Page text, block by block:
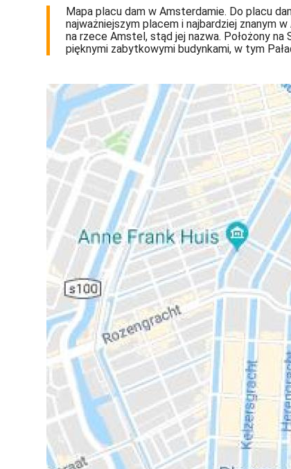
Mapa placu dam w Amsterdamie. Do placu
najważniejszym placem i najbardziej znanym
na rzece Amstel, stąd jej nazwa. Położony
pięknymi zabytkowymi budynkami, w tym